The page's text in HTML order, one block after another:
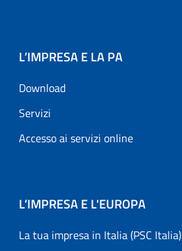
L’IMPRESA E LA PA
Download
Servizi
Accesso ai servizi online
L’IMPRESA E L'EUROPA
La tua impresa in Italia (PSC Italia)